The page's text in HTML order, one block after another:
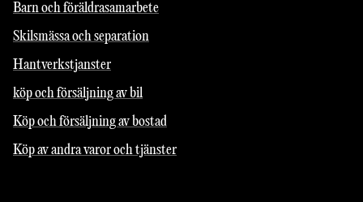
Barn och föräldrasamarbete
Skilsmässa och separation
Hantverkstjanster
köp och försäljning av bil
Köp och försäljning av bostad
Köp av andra varor och tjänster